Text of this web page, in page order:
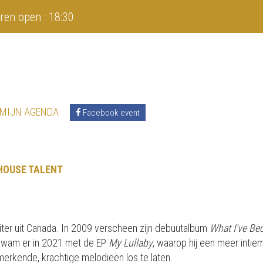
open : 18:30
AGENDA Facebook event
TALENT
uit Canada. In 2009 verscheen zijn debuutalbum What I've
er in 2021 met de EP My Lullaby, waarop hij een meer
krachtige melodieën los te laten.